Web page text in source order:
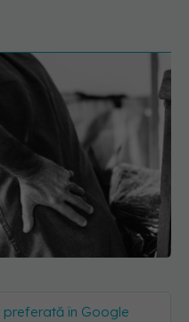
în Google